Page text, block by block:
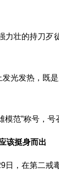
壮的持刀
光发热，既
范”称号，
该挺身而出
，在第二